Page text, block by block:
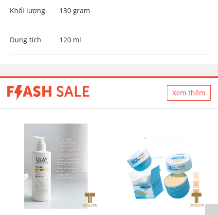
Khối lượng 130 gram
Dung tích 120 ml
Xem thêm